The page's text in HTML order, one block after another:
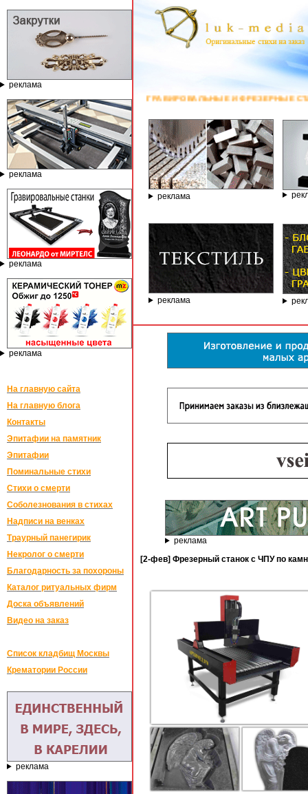
реклама
реклама
реклама
реклама
На главную сайта
На главную блога
Контакты
Эпитафии на памятник
Эпитафии
Поминальные стихи
Стихи о смерти
Соболезнования в стихах
Надписи на венках
Траурный панегирик
Некролог о смерти
Благодарность за похороны
Каталог ритуальных фирм
Доска объявлений
Видео на заказ
Список кладбищ Москвы
Крематории России
реклама
ГРАВИРОВАЛЬНЫЕ И ФРЕЗЕРНЫЕ СТАНКИ ПО
реклама
реклама
реклама
[2-фев] Фрезерный станок с ЧПУ по